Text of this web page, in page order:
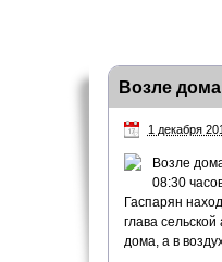
Возле
1 декабря
Возле
08:30
Гаспарян
глава
дома, а в